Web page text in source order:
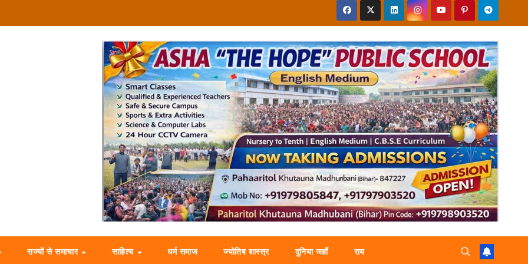
राज्यों से समाचार साहित्य धर्म समाज ज्योतिष शास्त्र दुनिया जहाँ राय